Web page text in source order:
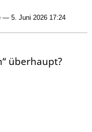
— 5. Juni 2026 17:24
überhaupt?